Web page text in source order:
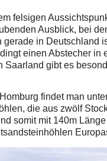
felsigen
Ausblick, bei
gerade in Deutschland
einen Abstecher in
Saarland gibt es
findet man
die aus zwölf
somit mit 140m